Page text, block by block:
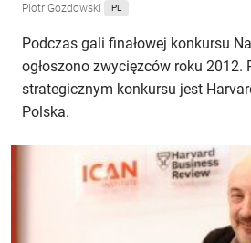
Piotr Gozdowski PL
Podczas gali finałowej konkursu
ogłoszono zwycięzców roku 2012.
strategicznym konkursu jest
Polska.